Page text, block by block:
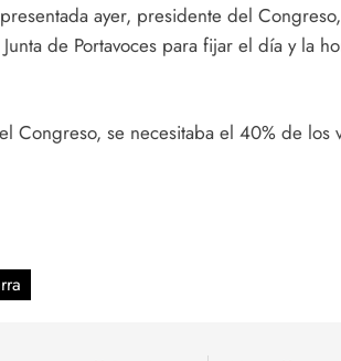
ayer, presidente del
de Portavoces para fijar el día y la
Congreso, se necesitaba el 40% de los